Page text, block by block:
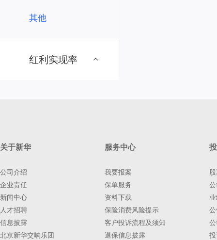
其他
红利实现率
关于新华
公司介绍
企业责任
新闻中心
人才招聘
信息披露
北京新华交响乐团
服务中心
我要报案
保单服务
资料下载
保险消费风险提示
客户投诉流程及须知
退保信息披露